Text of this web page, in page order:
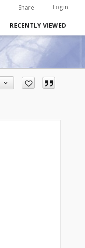
Share Login
RECENTLY VIEWED